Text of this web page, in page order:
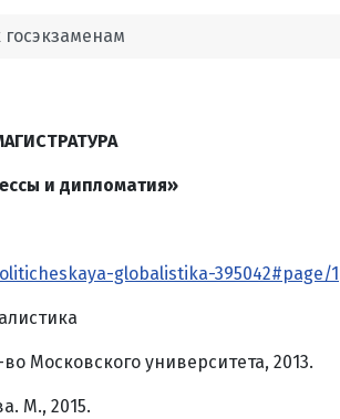
госэкзаменам
и дипломатия»
globalistika-395042#page/1
Московского университета, 2013.
М., 2015.